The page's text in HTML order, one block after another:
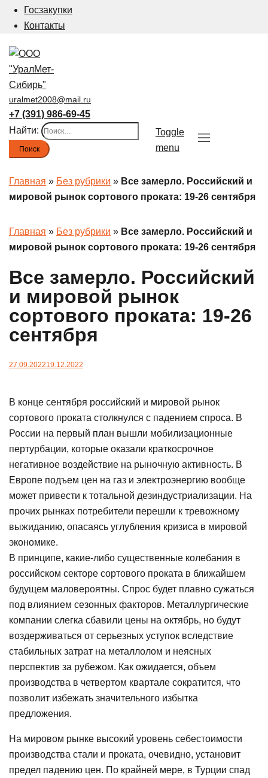
Госзакупки
Контакты
uralmet2008@mail.ru
+7 (391) 986-69-45
Найти:
Toggle
menu
Главная » Без рубрики » Все замерло. Российский и
мировой рынок сортового проката: 19-26 сентября
Главная » Без рубрики » Все замерло. Российский и
мировой рынок сортового проката: 19-26 сентября
Все замерло. Российский
и мировой рынок
сортового проката: 19-26
сентября
27.09.202219.12.2022
В конце сентября российский и мировой рынок
сортового проката столкнулся с падением спроса. В
России на первый план вышли мобилизационные
пертурбации, которые оказали краткосрочное
негативное воздействие на рыночную активность. В
Европе подъем цен на газ и электроэнергию вообще
может привести к тотальной дезиндустриализации. На
прочих рынках потребители перешли к тревожному
выжиданию, опасаясь углубления кризиса в мировой
экономике.
В принципе, какие-либо существенные колебания в
российском секторе сортового проката в ближайшем
будущем маловероятны. Спрос будет плавно сужаться
под влиянием сезонных факторов. Металлургические
компании слегка сбавили цены на октябрь, но будут
воздерживаться от серьезных уступок вследствие
стабильных затрат на металлолом и неясных
перспектив за рубежом. Как ожидается, объем
производства в четвертом квартале сократится, что
позволит избежать значительного избытка
предложения.
На мировом рынке высокий уровень себестоимости
производства стали и проката, очевидно, установит
предел падению цен. По крайней мере, в Турции спад